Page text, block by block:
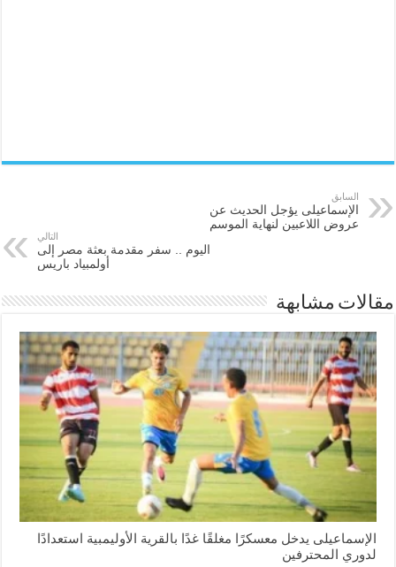
السابق
الإسماعيلى يؤجل الحديث عن
عروض اللاعبين لنهاية الموسم
التالي
اليوم .. سفر مقدمة بعثة مصر إلى
أولمبياد باريس
مقالات مشابهة
الإسماعیلی یدخل معسكرًا مغلقًا غدًا بالقرية الأوليمبية استعدادًا
لدوري المحترفين